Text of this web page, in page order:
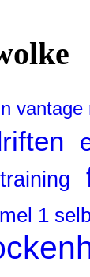
vantage
1